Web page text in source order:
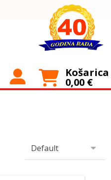
Košarica
0,00 €